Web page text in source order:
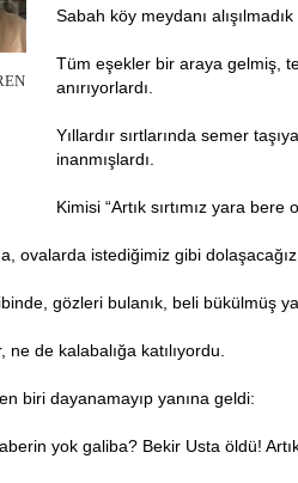
Sabah köy meydanı
Tüm eşekler bir araya gelmiş,
anırıyorlardı.
Yıllardır sırtlarında semer
inanmışlardı.
Kimisi “Artık sırtımız yara bere
ovalarda istediğimiz gibi
gözleri bulanık, beli bükülmüş
de kalabalığa katılıyordu.
biri dayanamayıp yanına geldi:
yok galiba? Bekir Usta öldü!